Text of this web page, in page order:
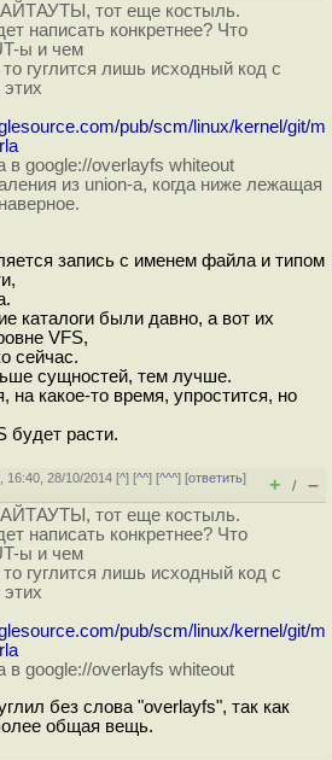
тот еще костыль.
написать конкретнее? Что
ы и чем
гуглится лишь исходный код с
pub/scm/linux/kernel/git/m
в google://overlayfs whiteout
из union-а, когда ниже лежащая
запись с именем файла и типом
каталоги были давно, а вот их
VFS,
сейчас.
сущностей, тем лучше.
на какое-то время, упростится, но
будет расти.
16:40, 28/10/2014 [^] [^^] [^^^] [ответить]
+ / –
тот еще костыль.
написать конкретнее? Что
ы и чем
гуглится лишь исходный код с
pub/scm/linux/kernel/git/m
в google://overlayfs whiteout
без слова "overlayfs", так как
общая вещь.